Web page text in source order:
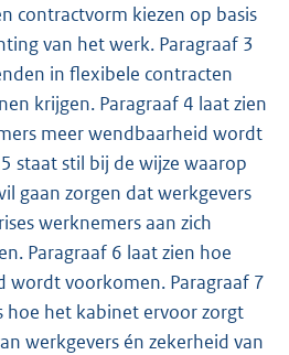
contractvorm kiezen op basis
van het werk. Paragraaf 3
in flexibele contracten
krijgen. Paragraaf 4 laat zien
meer wendbaarheid wordt
staat stil bij de wijze waarop
gaan zorgen dat werkgevers
werknemers aan zich
Paragraaf 6 laat zien hoe
wordt voorkomen. Paragraaf 7
hoe het kabinet ervoor zorgt
werkgevers én zekerheid van